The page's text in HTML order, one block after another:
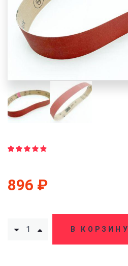
основе
опроса
896 ₽
В КОРЗИНУ